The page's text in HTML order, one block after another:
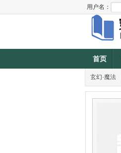
用户名：
首页
玄幻·魔法